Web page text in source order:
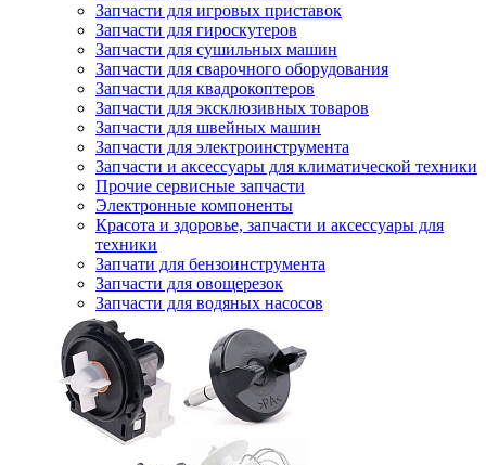
Запчасти для игровых приставок
Запчасти для гироскутеров
Запчасти для сушильных машин
Запчасти для сварочного оборудования
Запчасти для квадрокоптеров
Запчасти для эксклюзивных товаров
Запчасти для швейных машин
Запчасти для электроинструмента
Запчасти и аксессуары для климатической техники
Прочие сервисные запчасти
Электронные компоненты
Красота и здоровье, запчасти и аксессуары для
техники
Запчати для бензоинструмента
Запчасти для овощерезок
Запчасти для водяных насосов